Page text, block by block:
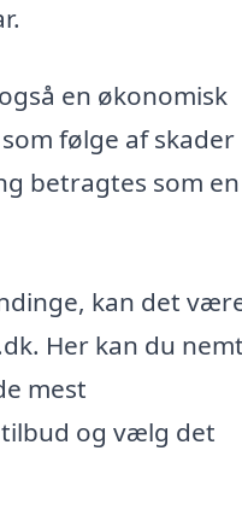
en økonomisk
følge af skader
betragtes som en
kan det
Her kan du nemt
mest
og vælg det